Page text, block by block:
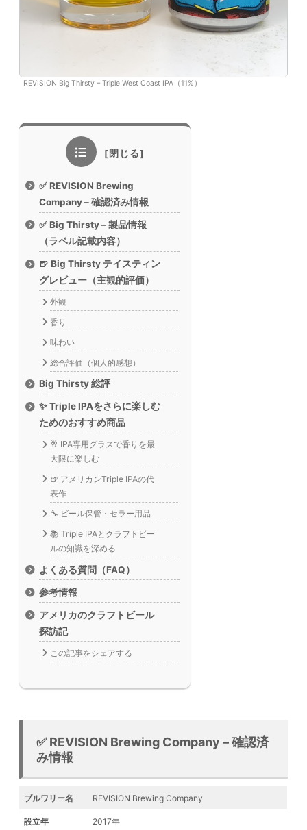
REVISION Big Thirsty – Triple West Coast IPA（11%）
✅ REVISION Brewing
Company – 確認済み情報
✅ Big Thirsty – 製品情報
（ラベル記載内容）
🍺 Big Thirsty テイスティン
グレビュー（主観的評価）
外観
香り
味わい
総合評価（個人的感想）
Big Thirsty 総評
✨ Triple IPAをさらに楽しむ
ためのおすすめ商品
🥂 IPA専用グラスで香りを最
大限に楽しむ
🍺 アメリカンTriple IPAの代
表作
🔧 ビール保管・セラー用品
📚 Triple IPAとクラフトビー
ルの知識を深める
よくある質問（FAQ）
参考情報
アメリカのクラフトビール
探訪記
この記事をシェアする
✅ REVISION Brewing Company – 確認済
み情報
ブルワリー名 REVISION Brewing Company
設立年 2017年